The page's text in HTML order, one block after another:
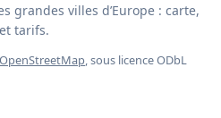
grandes villes d’Europe : carte,
tarifs.
OpenStreetMap, sous licence ODbL